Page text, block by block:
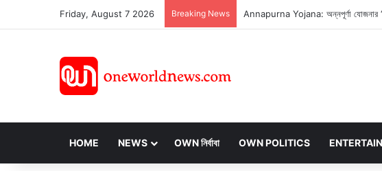
Friday, August 7 2026 Breaking News
HOME NEWS OWN নির্বাবা OWN POLITICS